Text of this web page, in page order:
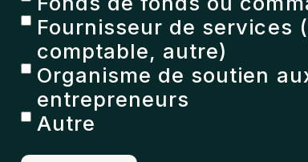
Fournisseur de services
comptable, autre)
Organisme de soutien
entrepreneurs
Autre